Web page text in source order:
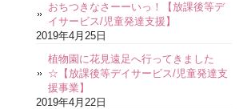
おちつきなさーーいっ！【放課後等デ
イサービス/児童発達支援】
2019年4月25日
植物園に花見遠足へ行ってきました
☆【放課後等デイサービス/児童発達支
援事業】
2019年4月22日